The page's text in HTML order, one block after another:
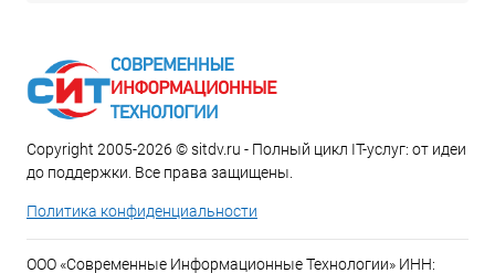
Copyright 2005-2026 © sitdv.ru - Полный цикл IT-услуг: от идеи
до поддержки. Все права защищены.
Политика конфиденциальности
ООО «Современные Информационные Технологии» ИНН: